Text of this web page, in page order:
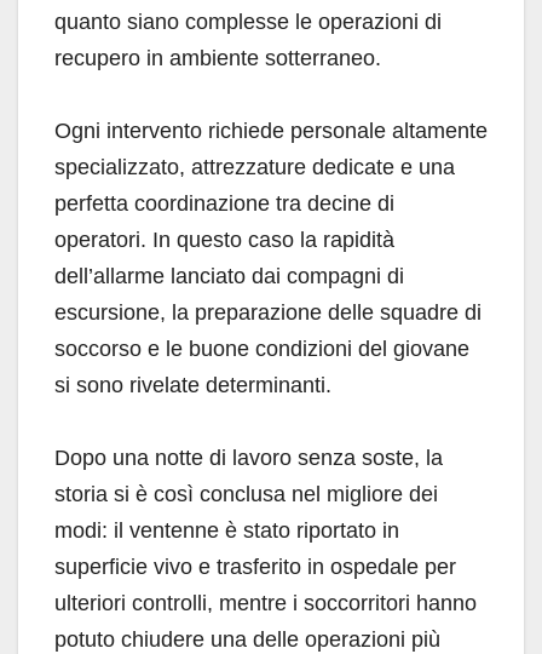
quanto siano complesse le operazioni di
recupero in ambiente sotterraneo.
Ogni intervento richiede personale altamente
specializzato, attrezzature dedicate e una
perfetta coordinazione tra decine di
operatori. In questo caso la rapidità
dell’allarme lanciato dai compagni di
escursione, la preparazione delle squadre di
soccorso e le buone condizioni del giovane
si sono rivelate determinanti.
Dopo una notte di lavoro senza soste, la
storia si è così conclusa nel migliore dei
modi: il ventenne è stato riportato in
superficie vivo e trasferito in ospedale per
ulteriori controlli, mentre i soccorritori hanno
potuto chiudere una delle operazioni più